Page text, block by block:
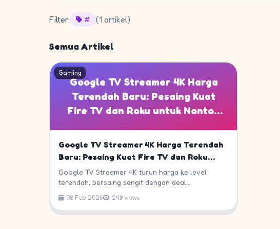
Filter: # (1 artikel)
Semua Artikel
Google TV Streamer 4K Harga
Terendah Baru: Pesaing Kuat
Fire TV dan Roku untuk Nonton
Gaming
Google TV Streamer 4K Harga Terendah
Baru: Pesaing Kuat Fire TV dan Roku
untuk Nonton Esports di TV Besar
Google TV Streamer 4K turun harga ke level
terendah, bersaing sengit dengan deal...
08 Feb 2026 249 views